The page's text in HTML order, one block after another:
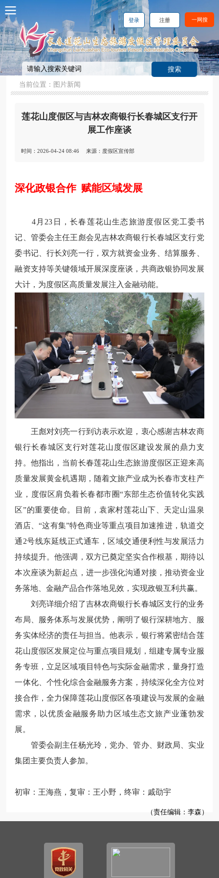
一网搜
注册
登录
当前位置： 图片新闻
莲花山度假区与吉林农商银行长春城区支行开
展工作座谈
时间：2026-04-24 08:46 来源：度假区宣传部
深化政银合作 赋能区域发展
4月23日，长春莲花山生态旅游度假区党工委书
记、管委会主任王彪会见吉林农商银行长春城区支行党
委书记、行长刘亮一行，双方就资金业务、结算服务、
融资支持等关键领域开展深度座谈，共商政银协同发展
大计，为度假区高质量发展注入金融动能。
王彪对刘亮一行到访表示欢迎，衷心感谢吉林农商
银行长春城区支行对莲花山度假区建设发展的鼎力支
持。他指出，当前长春莲花山生态旅游度假区正迎来高
质量发展黄金机遇期，随着文旅产业成为长春市支柱产
业，度假区肩负着长春都市圈“东部生态价值转化实践
区”的重要使命。目前，袁家村莲花山下、天定山温泉
酒店、“这有集”特色商业等重点项目加速推进，轨道交
通2号线东延线正式通车，区域交通便利性与发展活力
持续提升。他强调，双方已奠定坚实合作根基，期待以
本次座谈为新起点，进一步强化沟通对接，推动资金业
务落地、金融产品合作落地见效，实现政银互利共赢。
刘亮详细介绍了吉林农商银行长春城区支行的业务
布局、服务体系与发展优势，阐明了银行深耕地方、服
务实体经济的责任与担当。他表示，银行将紧密结合莲
花山度假区发展定位与重点项目规划，组建专属专业服
务专班，立足区域项目特色与实际金融需求，量身打造
一体化、个性化综合金融服务方案，持续深化全方位对
接合作，全力保障莲花山度假区各项建设与发展的金融
需求，以优质金融服务助力区域生态文旅产业蓬勃发
展。
管委会副主任杨光玲，党办、管办、财政局、实业
集团主要负责人参加。
初审：王海燕，复审：王小野，终审：戚劭宇
（责任编辑：李森）